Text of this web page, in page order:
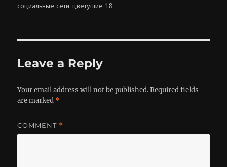
социальные сети,цветущие 18
Leave a Reply
Your email address will not be published. Required fields
are marked *
COMMENT *